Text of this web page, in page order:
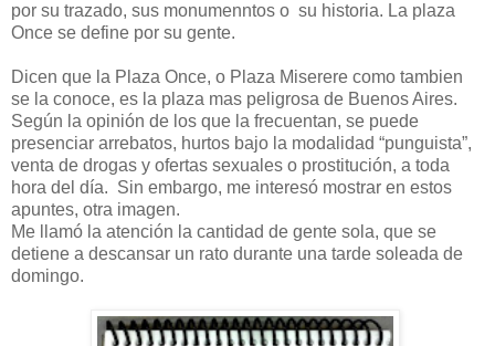
por su trazado, sus monumenntos o su historia. La plaza
Once se define por su gente.
Dicen que la Plaza Once, o Plaza Miserere como tambien
se la conoce, es la plaza mas peligrosa de Buenos Aires.
Según la opinión de los que la frecuentan, se puede
presenciar arrebatos, hurtos bajo la modalidad “punguista”,
venta de drogas y ofertas sexuales o prostitución, a toda
hora del día. Sin embargo, me interesó mostrar en estos
apuntes, otra imagen.
Me llamó la atención la cantidad de gente sola, que se
detiene a descansar un rato durante una tarde soleada de
domingo.